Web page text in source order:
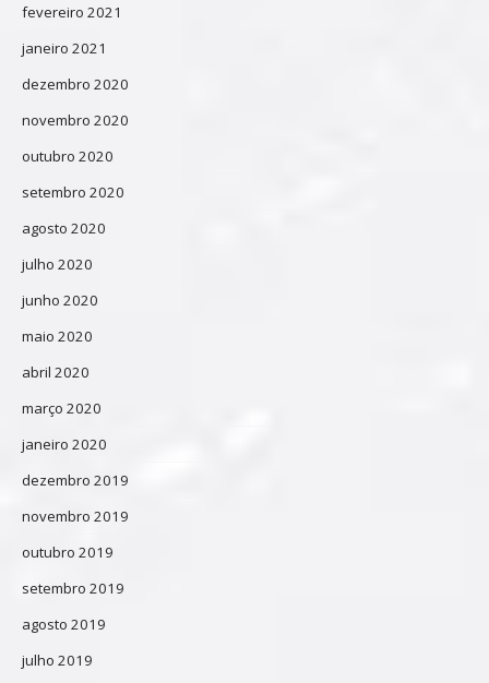
fevereiro 2021
janeiro 2021
dezembro 2020
novembro 2020
outubro 2020
setembro 2020
agosto 2020
julho 2020
junho 2020
maio 2020
abril 2020
março 2020
janeiro 2020
dezembro 2019
novembro 2019
outubro 2019
setembro 2019
agosto 2019
julho 2019